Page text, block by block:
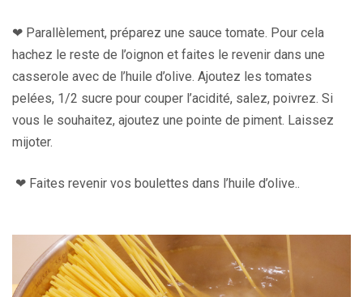
❤︎ Parallèlement, préparez une sauce tomate. Pour cela
hachez le reste de l’oignon et faites le revenir dans une
casserole avec de l’huile d’olive. Ajoutez les tomates
pelées, 1/2 sucre pour couper l’acidité, salez, poivrez. Si
vous le souhaitez, ajoutez une pointe de piment. Laissez
mijoter.
❤︎ Faites revenir vos boulettes dans l’huile d’olive..